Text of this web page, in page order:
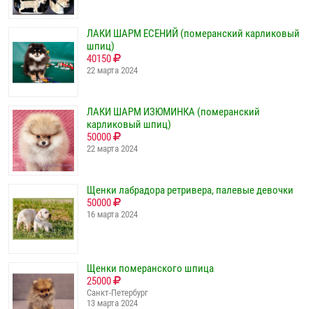
ЛАКИ ШАРМ ЕСЕНИЙ (померанский карликовый
шпиц)
40150
22 марта 2024
ЛАКИ ШАРМ ИЗЮМИНКА (померанский
карликовый шпиц)
50000
22 марта 2024
Щенки лабрадора ретривера, палевые девочки
50000
16 марта 2024
Щенки померанского шпица
25000
Санкт-Петербург
13 марта 2024